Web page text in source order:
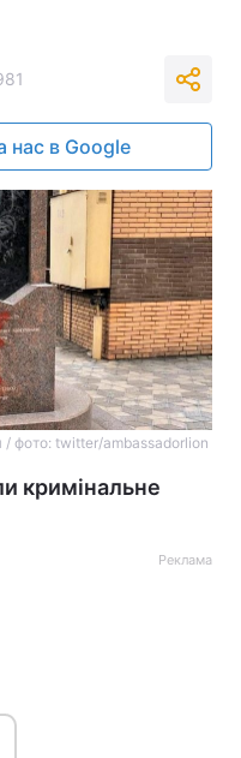
нас в Google
/ фото: twitter/ambassadorlion
кримінальне
Реклама